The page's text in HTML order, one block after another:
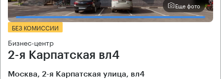
Еще фото
БЕЗ КОМИССИИ
Бизнес-центр
2-я Карпатская вл4
Москва, 2-я Карпатская улица, вл4